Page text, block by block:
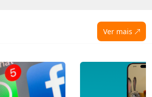
Ver mais